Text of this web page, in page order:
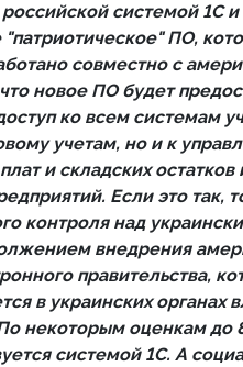
российской системой 1С
ПО,
совместно с
новое ПО будет
ко всем системам
учетам, но и к
и складских остатков
Если это так,
контроля над
внедрения
правительства,
в украинских органах
некоторым оценкам до
системой 1С. А